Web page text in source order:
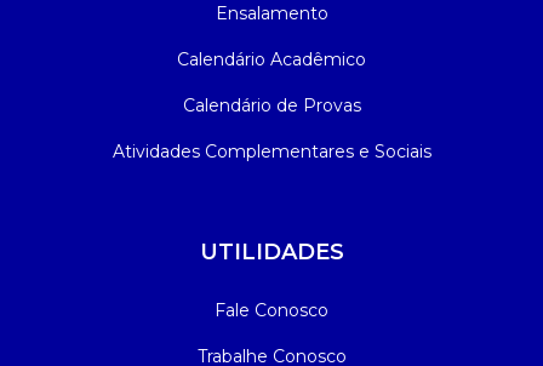
Ensalamento
Calendário Acadêmico
Calendário de Provas
Atividades Complementares e Sociais
UTILIDADES
Fale Conosco
Trabalhe Conosco